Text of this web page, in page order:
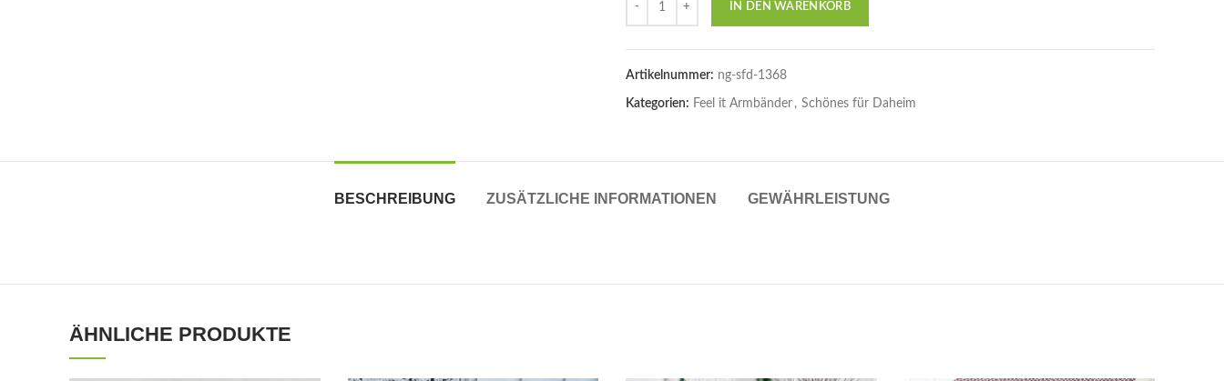
IN DEN WARENKORB
Artikelnummer: ng-sfd-1368
Kategorien: Feel it Armbänder , Schönes für Daheim
BESCHREIBUNG ZUSÄTZLICHE INFORMATIONEN GEWÄHRLEISTUNG
ÄHNLICHE PRODUKTE